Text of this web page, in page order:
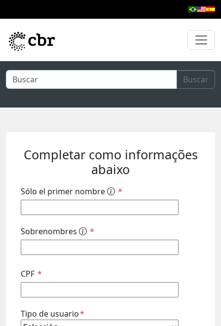
Buscar
Completar como informações
abaixo
Sólo el primer nombre *
Sobrenombres *
CPF *
Tipo de usuario*